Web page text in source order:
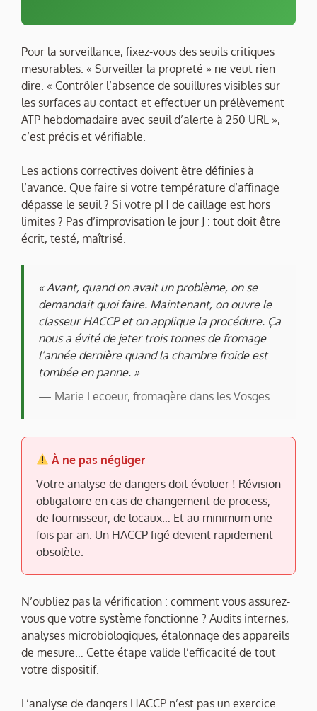
Pour la surveillance, fixez-vous des seuils critiques
mesurables. « Surveiller la propreté » ne veut rien
dire. « Contrôler l’absence de souillures visibles sur
les surfaces au contact et effectuer un prélèvement
ATP hebdomadaire avec seuil d’alerte à 250 URL »,
c’est précis et vérifiable.
Les actions correctives doivent être définies à
l’avance. Que faire si votre température d’affinage
dépasse le seuil ? Si votre pH de caillage est hors
limites ? Pas d’improvisation le jour J : tout doit être
écrit, testé, maîtrisé.
« Avant, quand on avait un problème, on se
demandait quoi faire. Maintenant, on ouvre le
classeur HACCP et on applique la procédure. Ça
nous a évité de jeter trois tonnes de fromage
l’année dernière quand la chambre froide est
tombée en panne. »
— Marie Lecoeur, fromagère dans les Vosges
À ne pas négliger
Votre analyse de dangers doit évoluer ! Révision
obligatoire en cas de changement de process,
de fournisseur, de locaux… Et au minimum une
fois par an. Un HACCP figé devient rapidement
obsolète.
N’oubliez pas la vérification : comment vous assurez-
vous que votre système fonctionne ? Audits internes,
analyses microbiologiques, étalonnage des appareils
de mesure… Cette étape valide l’efficacité de tout
votre dispositif.
L’analyse de dangers HACCP n’est pas un exercice